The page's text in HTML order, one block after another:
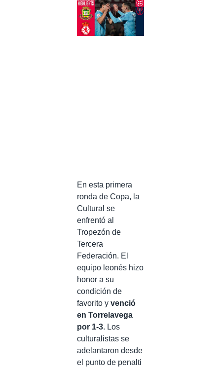
En esta primera
ronda de Copa, la
Cultural se
enfrentó al
Tropezón de
Tercera
Federación. El
equipo leonés hizo
honor a su
condición de
favorito y venció
en Torrelavega
por 1-3. Los
culturalistas se
adelantaron desde
el punto de penalti